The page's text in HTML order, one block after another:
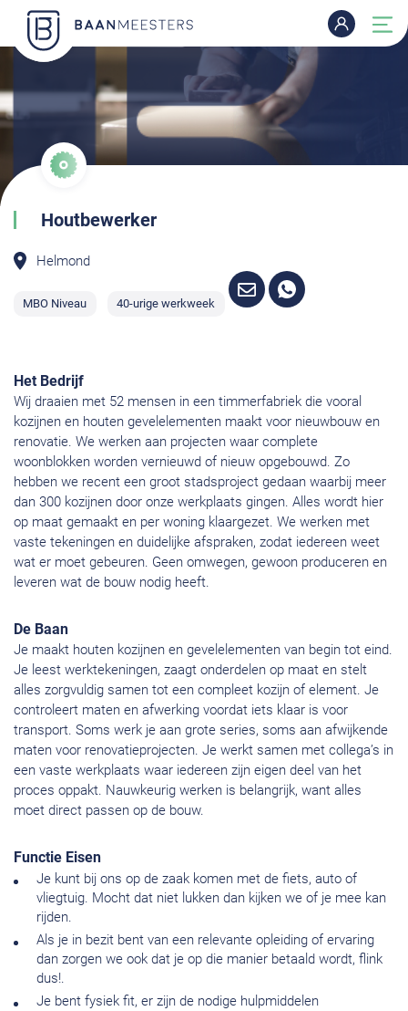
Houtbewerker
Helmond
MBO Niveau 40-urige werkweek
Het Bedrijf
Wij draaien met 52 mensen in een timmerfabriek die vooral
kozijnen en houten gevelelementen maakt voor nieuwbouw en
renovatie. We werken aan projecten waar complete
woonblokken worden vernieuwd of nieuw opgebouwd. Zo
hebben we recent een groot stadsproject gedaan waarbij meer
dan 300 kozijnen door onze werkplaats gingen. Alles wordt hier
op maat gemaakt en per woning klaargezet. We werken met
vaste tekeningen en duidelijke afspraken, zodat iedereen weet
wat er moet gebeuren. Geen omwegen, gewoon produceren en
leveren wat de bouw nodig heeft.
De Baan
Je maakt houten kozijnen en gevelelementen van begin tot eind.
Je leest werktekeningen, zaagt onderdelen op maat en stelt
alles zorgvuldig samen tot een compleet kozijn of element. Je
controleert maten en afwerking voordat iets klaar is voor
transport. Soms werk je aan grote series, soms aan afwijkende
maten voor renovatieprojecten. Je werkt samen met collega’s in
een vaste werkplaats waar iedereen zijn eigen deel van het
proces oppakt. Nauwkeurig werken is belangrijk, want alles
moet direct passen op de bouw.
Functie Eisen
Je kunt bij ons op de zaak komen met de fiets, auto of
vliegtuig. Mocht dat niet lukken dan kijken we of je mee kan
rijden.
Als je in bezit bent van een relevante opleiding of ervaring
dan zorgen we ook dat je op die manier betaald wordt, flink
dus!.
Je bent fysiek fit, er zijn de nodige hulpmiddelen